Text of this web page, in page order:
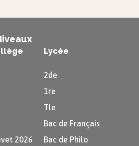
chaque année. Les deux
disparaitre d’ici 2040.
fragiles, les milieux
et les
espèces endémiques
animales), sont souvent
2026
Lycée
2de
1re
Tle
Bac de Français
Bac de Philo